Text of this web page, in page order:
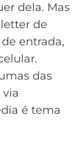
dela. Mas
de
entrada,
das
é tema